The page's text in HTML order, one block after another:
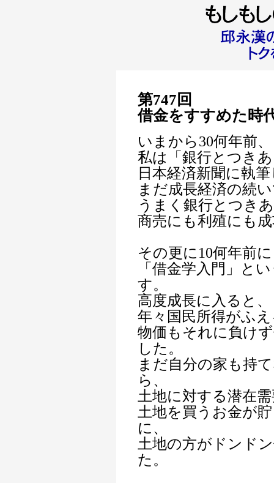
第747回
借金をすすめた時
いまから30何年前、
私は「銀行とつき
日本経済新聞に執
まだ成長経済の続
うまく銀行とつき
商売にも利殖にも
その更に10何年前に
「借金学入門」と
す。
高度成長に入ると、
年々国民所得がふ
物価もそれに負け
した。
まだ自分の家も持
ら、
土地に対する潜在
土地を買うお金が
に、
土地の方がドンド
た。